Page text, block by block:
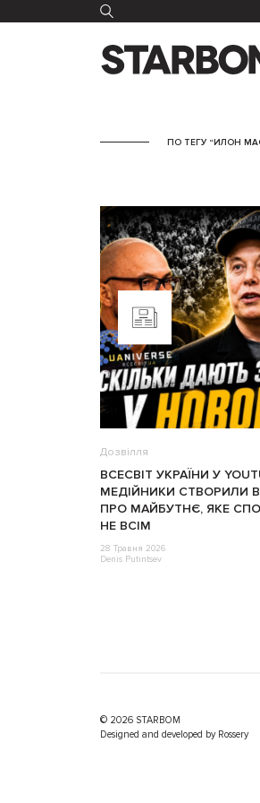
ПО ТЕГУ “ИЛОН
Дозвілля
ВСЕСВІТ УКРАЇНИ У
МЕДІЙНИКИ СТВОРИЛИ
ПРО МАЙБУТНЄ, ЯКЕ
НЕ ВСІМ
28 Травня 2026
Denis Putintsev
© 2026 STARBOM
Designed and developed by Rossery